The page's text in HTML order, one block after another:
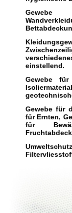
einstellend.
Gewebe für
Gewebe für
für Ernten,
für